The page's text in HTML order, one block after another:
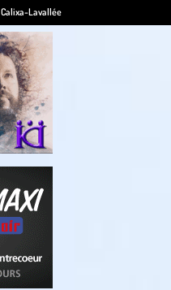
Calixa-Lavallée